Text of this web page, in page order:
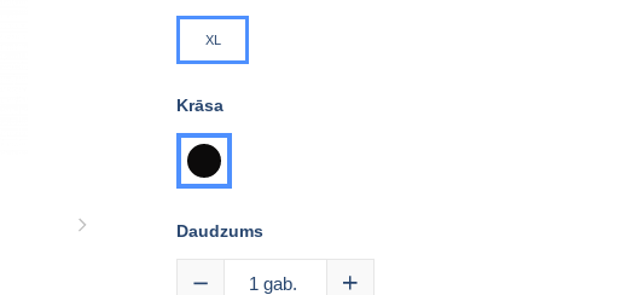
XL
Krāsa
melna
Daudzums
1 gab.